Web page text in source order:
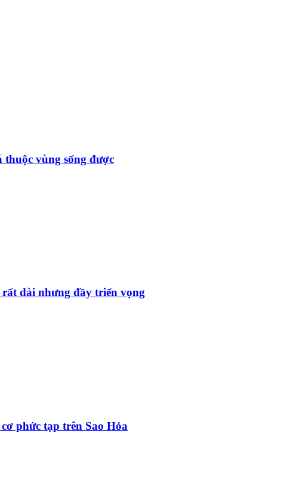
vùng sống được
dài nhưng đầy triển vọng
phức tạp trên Sao Hỏa